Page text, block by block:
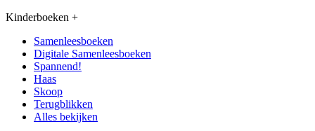
Kinderboeken +
Samenleesboeken
Digitale Samenleesboeken
Spannend!
Haas
Skoop
Terugblikken
Alles bekijken